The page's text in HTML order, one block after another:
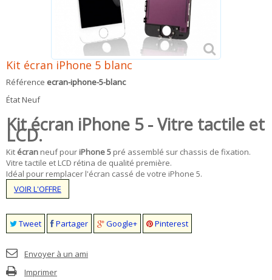
Kit écran iPhone 5 blanc
Référence ecran-iphone-5-blanc
ÉtatNeuf
Kit écran iPhone 5 - Vitre tactile et
LCD.
Kit écran neuf pour iPhone 5 pré assemblé sur chassis de fixation.
Vitre tactile et LCD rétina de qualité première.
Idéal pour remplacer l'écran cassé de votre iPhone 5.
VOIR L'OFFRE
Tweet Partager Google+ Pinterest
Envoyer à un ami
Imprimer